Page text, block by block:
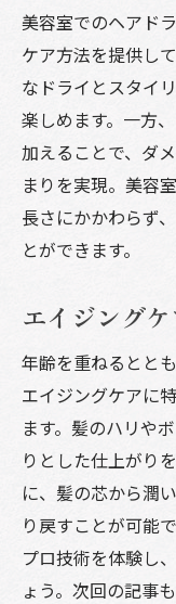
美容室でのヘアド
ケア方法を提供し
なドライとスタイ
楽しめます。一方
加えることで、ダ
まりを実現。美容
長さにかかわらず
とができます。
エイジング
年齢を重ねるとと
エイジングケアに
ます。髪のハリや
りとした仕上がり
に、髪の芯から潤
り戻すことが可能
プロ技術を体験し
ょう。次回の記事